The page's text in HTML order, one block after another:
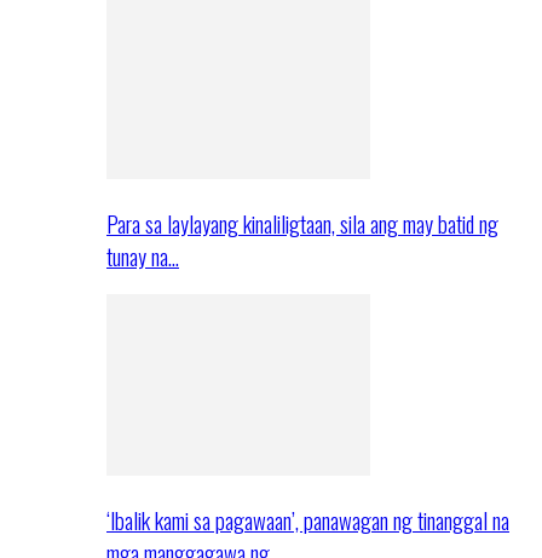
Para sa laylayang kinaliligtaan, sila ang may batid ng
tunay na…
‘Ibalik kami sa pagawaan’, panawagan ng tinanggal na